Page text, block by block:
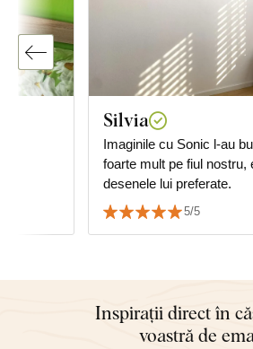
Silvia
Imaginile cu Sonic l-au
foarte mult pe fiul nostru,
desenele lui preferate.
5/5
Inspirații direct în
voastră de